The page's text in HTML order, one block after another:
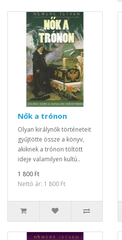
Nők a trónon
Olyan királynők történeteit
gyűjtötte össze a könyv,
akiknek a trónon töltött
ideje valamilyen kultú..
1 800 Ft
Nettó ár: 1 800 Ft